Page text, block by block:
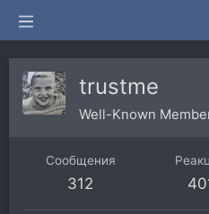
trustme
Well-Known
Сообщения
312